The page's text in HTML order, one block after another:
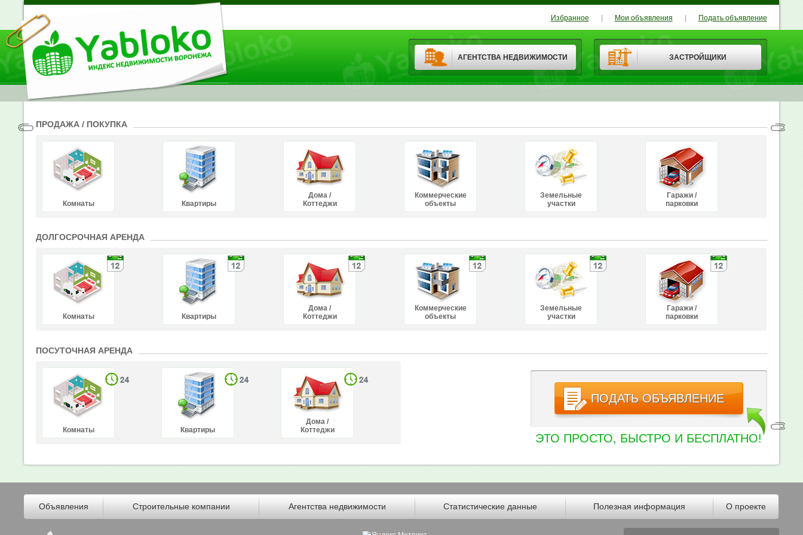
ЗАСТРОЙЩИКИ
АГЕНТСТВА НЕДВИЖИМОСТИ
Избранное Мои объявления Подать объявление
ПРОДАЖА / ПОКУПКА
Комнаты Квартиры
Дома /
Коттеджи
Коммерческие
объекты
Земельные
участки
Гаражи /
парковки
ДОЛГОСРОЧНАЯ АРЕНДА
Комнаты Квартиры
Дома /
Коттеджи
Коммерческие
объекты
Земельные
участки
Гаражи /
парковки
ПОСУТОЧНАЯ АРЕНДА
ПОДАТЬ ОБЪЯВЛЕНИЕ
ЭТО ПРОСТО, БЫСТРО И БЕСПЛАТНО!
Комнаты Квартиры
Дома /
Коттеджи
Объявления Строительные компании Агентства недвижимости Статистические данные Полезная информация О проекте